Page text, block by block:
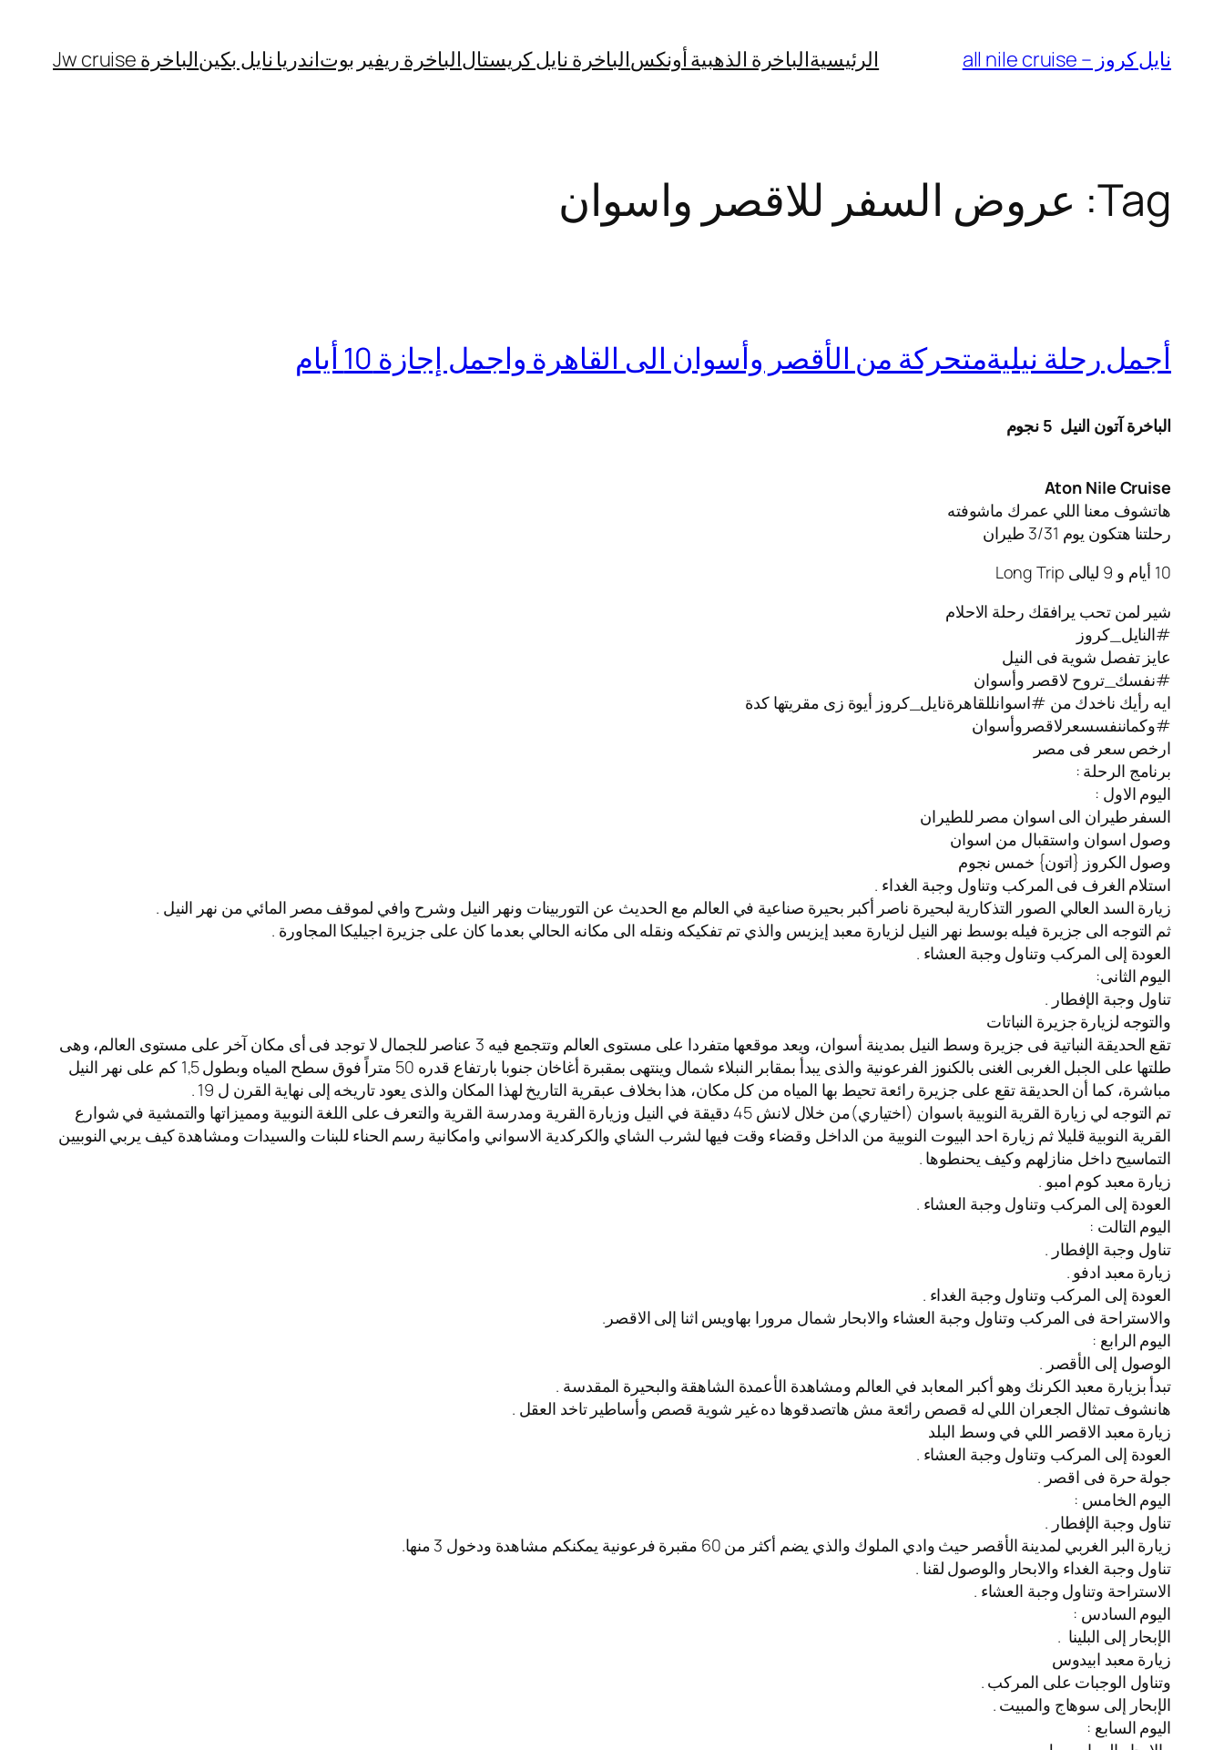
content
نايل كروز – all nile cruise الرئيسيةالباخرة الذهبية أونكسالباخرة نايل كريستالالباخرة ريفير بوتاندريا نايل بكينالباخرة Jw cruise
Tag: عروض السفر للاقصر واسوان
أجمل رحلة نيليةمتحركة من الأقصر وأسوان الى القاهرة واجمل إجازة 10 أيام
الباخرة آتون النيل
Aton Nile Cruise
هاتشوف معنا اللي عمرك ماشوفته
رحلتنا هتكون يوم 3/31 طيران
10 أيام و 9 ليالى Long Trip
شير لمن تحب يرافقك رحلة الاحلام
#النايل_كروز
عايز تفصل شوية فى النيل
#نفسك_تروح لاقصر وأسوان
ايه رأيك ناخدك من #اسوانللقاهرةنايل_كروز أيوة زى مقريتها كدة
#وكماننفسسعرلاقصروأسوان
ارخص سعر فى مصر
برنامج الرحلة :
اليوم الاول :
السفر طيران الى اسوان مصر للطيران
️وصول اسوان واستقبال من اسوان
️وصول الكروز {اتون} خمس نجوم
استلام الغرف فى المركب وتناول وجبة الغداء .
زيارة السد العالي الصور التذكارية لبحيرة ناصر أكبر بحيرة صناعية في العالم مع الحديث عن التوربينات ونهر النيل وشرح وافي لموقف مصر المائي من نهر النيل .
ثم التوجه الى جزيرة فيله بوسط نهر النيل لزيارة معبد إيزيس والذي تم تفكيكه ونقله الى مكانه الحالي بعدما كان على جزيرة اجيليكا المجاورة .
العودة إلى المركب وتناول وجبة العشاء .
اليوم الثانى:
تناول وجبة الإفطار .
والتوجه لزيارة جزيرة النباتات
تقع الحديقة النباتية فى جزيرة وسط النيل بمدينة أسوان، ويعد موقعها متفردا على مستوى العالم وتتجمع فيه 3 عناصر للجمال لا توجد فى أى مكان آخر على مستوى العالم، وهى
طلتها على الجبل الغربى الغنى بالكنوز الفرعونية والذى يبدأ بمقابر النبلاء شمال وينتهى بمقبرة أغاخان جنوبا بارتفاع قدره 50 متراً فوق سطح المياه وبطول 1,5 كم على نهر النيل
مباشرة، كما أن الحديقة تقع على جزيرة رائعة تحيط بها المياه من كل مكان، هذا بخلاف عبقرية التاريخ لهذا المكان والذى يعود تاريخه إلى نهاية القرن ل 19 .
تم التوجه لي زيارة القرية النوبية باسوان (اختياري)من خلال لانش 45 دقيقة في النيل وزيارة القرية ومدرسة القرية والتعرف على اللغة النوبية ومميزاتها والتمشية في شوارع
القرية النوبية قليلا ثم زيارة احد البيوت النوبية من الداخل وقضاء وقت فيها لشرب الشاي والكركدية الاسواني وامكانية رسم الحناء للبنات والسيدات ومشاهدة كيف يربي النوبيين
التماسيح داخل منازلهم وكيف يحنطوها .
زيارة معبد كوم امبو .
العودة إلى المركب وتناول وجبة العشاء .
اليوم التالت :
تناول وجبة الإفطار .
زيارة معبد ادفو .
العودة إلى المركب وتناول وجبة الغداء .
والاستراحة فى المركب وتناول وجبة العشاء والابحار شمال مرورا بهاويس اثنا إلى الاقصر.
اليوم الرابع :
الوصول إلى الأقصر .
تبدأ بزيارة معبد الكرنك وهو أكبر المعابد في العالم ومشاهدة الأعمدة الشاهقة والبحيرة المقدسة .
هانشوف تمثال الجعران اللي له قصص رائعة مش هاتصدقوها ده غير شوية قصص وأساطير تاخد العقل .
زيارة معبد الاقصر اللي في وسط البلد
العودة إلى المركب وتناول وجبة العشاء .
جولة حرة فى اقصر .
اليوم الخامس :
تناول وجبة الإفطار .
زيارة البر الغربي لمدينة الأقصر حيث وادي الملوك والذي يضم أكثر من 60 مقبرة فرعونية يمكنكم مشاهدة ودخول 3 منها.
تناول وجبة الغداء والابحار والوصول لقنا .
الاستراحة وتناول وجبة العشاء .
اليوم السادس :
الإبحار إلى البلينا .
زيارة معبد ابيدوس
وتناول الوجبات على المركب .
الإبحار إلى سوهاج والمبيت .
اليوم السابع :